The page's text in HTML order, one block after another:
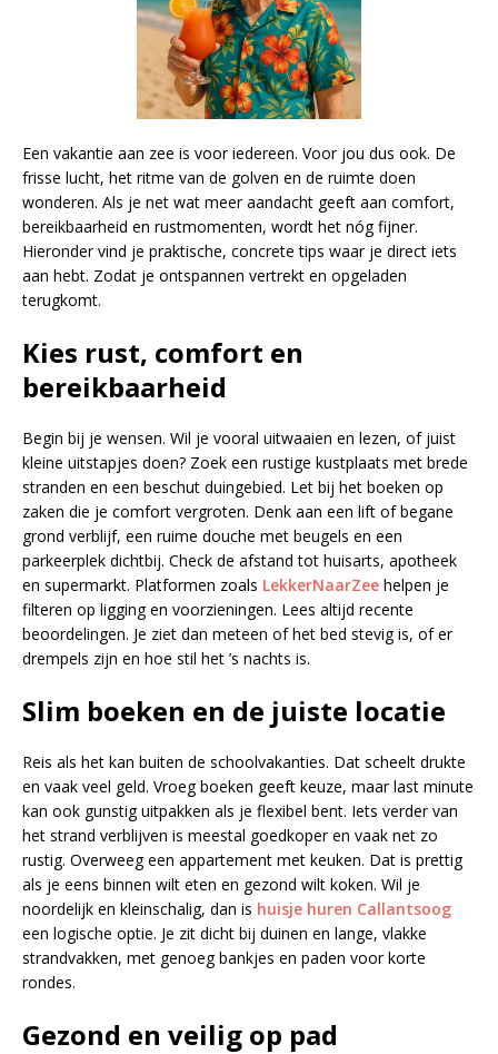
Een vakantie aan zee is voor iedereen. Voor jou dus ook. De
frisse lucht, het ritme van de golven en de ruimte doen
wonderen. Als je net wat meer aandacht geeft aan comfort,
bereikbaarheid en rustmomenten, wordt het nóg fijner.
Hieronder vind je praktische, concrete tips waar je direct iets
aan hebt. Zodat je ontspannen vertrekt en opgeladen
terugkomt.
Kies rust, comfort en
bereikbaarheid
Begin bij je wensen. Wil je vooral uitwaaien en lezen, of juist
kleine uitstapjes doen? Zoek een rustige kustplaats met brede
stranden en een beschut duingebied. Let bij het boeken op
zaken die je comfort vergroten. Denk aan een lift of begane
grond verblijf, een ruime douche met beugels en een
parkeerplek dichtbij. Check de afstand tot huisarts, apotheek
en supermarkt. Platformen zoals LekkerNaarZee helpen je
filteren op ligging en voorzieningen. Lees altijd recente
beoordelingen. Je ziet dan meteen of het bed stevig is, of er
drempels zijn en hoe stil het ’s nachts is.
Slim boeken en de juiste locatie
Reis als het kan buiten de schoolvakanties. Dat scheelt drukte
en vaak veel geld. Vroeg boeken geeft keuze, maar last minute
kan ook gunstig uitpakken als je flexibel bent. Iets verder van
het strand verblijven is meestal goedkoper en vaak net zo
rustig. Overweeg een appartement met keuken. Dat is prettig
als je eens binnen wilt eten en gezond wilt koken. Wil je
noordelijk en kleinschalig, dan is huisje huren Callantsoog
een logische optie. Je zit dicht bij duinen en lange, vlakke
strandvakken, met genoeg bankjes en paden voor korte
rondes.
Gezond en veilig op pad